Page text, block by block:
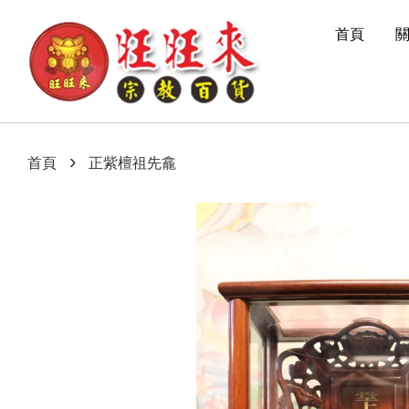
首頁
首頁 › 正紫檀祖先龕